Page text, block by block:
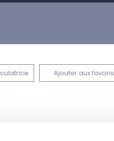
Ajouter aux favoris